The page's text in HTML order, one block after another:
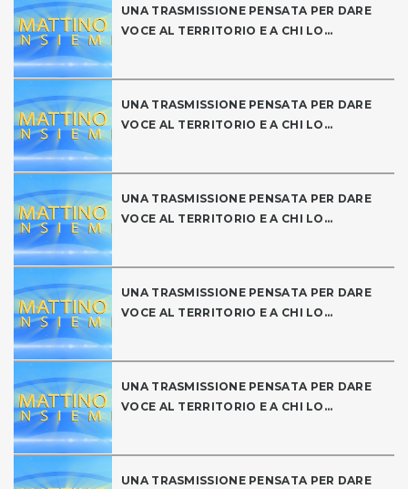
UNA TRASMISSIONE PENSATA PER DARE
VOCE AL TERRITORIO E A CHI LO...
UNA TRASMISSIONE PENSATA PER DARE
VOCE AL TERRITORIO E A CHI LO...
UNA TRASMISSIONE PENSATA PER DARE
VOCE AL TERRITORIO E A CHI LO...
UNA TRASMISSIONE PENSATA PER DARE
VOCE AL TERRITORIO E A CHI LO...
UNA TRASMISSIONE PENSATA PER DARE
VOCE AL TERRITORIO E A CHI LO...
UNA TRASMISSIONE PENSATA PER DARE